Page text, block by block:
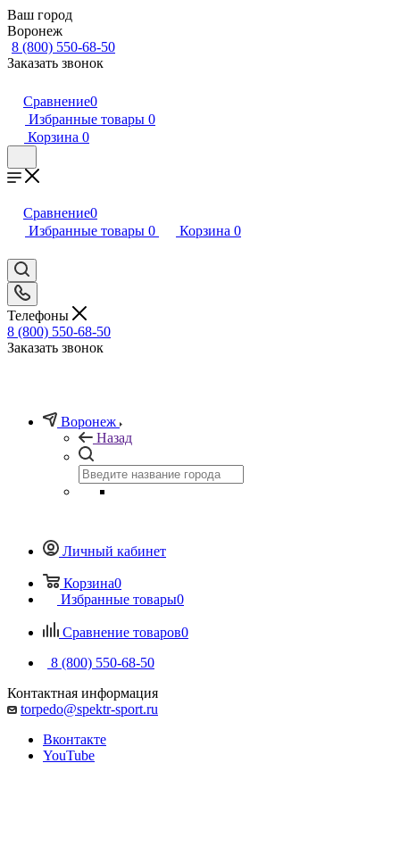
Ваш город
Воронеж
8 (800) 550-68-50
Заказать звонок
Сравнение0
Избранные товары 0
Корзина 0
Сравнение0
Избранные товары 0 Корзина 0
Телефоны
8 (800) 550-68-50
Заказать звонок
Воронеж
Назад
Личный кабинет
Корзина0
Избранные товары0
Сравнение товаров0
8 (800) 550-68-50
Контактная информация
torpedo@spektr-sport.ru
Вконтакте
YouTube